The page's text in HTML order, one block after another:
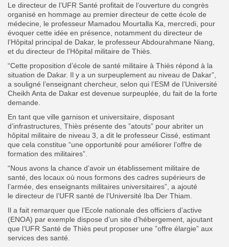
Le directeur de l’UFR Santé profitait de l’ouverture du congrès
organisé en hommage au premier directeur de cette école de
médecine, le professeur Mamadou Mourtalla Ka, mercredi, pour
évoquer cette idée en présence, notamment du directeur de
l’Hôpital principal de Dakar, le professeur Abdourahmane Niang,
et du directeur de l’Hôpital militaire de Thiès.
“Cette proposition d’école de santé militaire à Thiès répond à la
situation de Dakar. Il y a un surpeuplement au niveau de Dakar”,
a souligné l’enseignant chercheur, selon qui l’ESM de l’Université
Cheikh Anta de Dakar est devenue surpeuplée, du fait de la forte
demande.
En tant que ville garnison et universitaire, disposant
d’infrastructures, Thiès présente des ”atouts” pour abriter un
hôpital militaire de niveau 3, a dit le professeur Cissé, estimant
que cela constitue “une opportunité pour améliorer l’offre de
formation des militaires”.
“Nous avons la chance d’avoir un établissement militaire de
santé, des locaux où nous formons des cadres supérieurs de
l’armée, des enseignants militaires universitaires”, a ajouté
le directeur de l’UFR santé de l’Université Iba Der Thiam.
Il a fait remarquer que l’Ecole nationale des officiers d’active
(ENOA) par exemple dispose d’un site d’hébergement, ajoutant
que l’UFR Santé de Thiès peut proposer une ”offre élargie” aux
services des santé.